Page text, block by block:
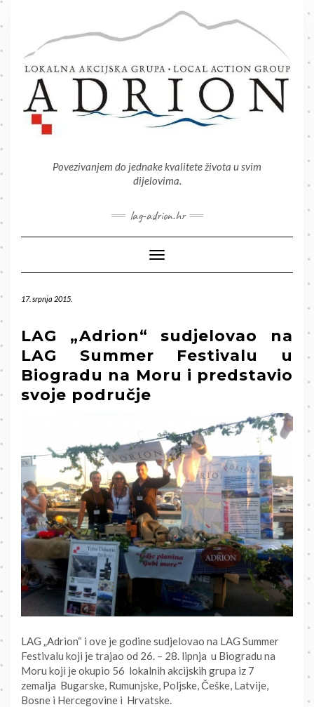
Skip
Povezivanjem do jednake kvalitete života u svim
dijelovima.
lag-adrion.hr
Toggle Navigation
17. srpnja 2015.
LAG „Adrion“ sudjelovao na
LAG Summer Festivalu u
Biogradu na Moru i predstavio
svoje područje
LAG „Adrion“ i ove je godine sudjelovao na LAG Summer
Festivalu koji je trajao od 26. – 28. lipnja u Biogradu na
Moru koji je okupio 56 lokalnih akcijskih grupa iz 7
zemalja Bugarske, Rumunjske, Poljske, Češke, Latvije,
Bosne i Hercegovine i Hrvatske.